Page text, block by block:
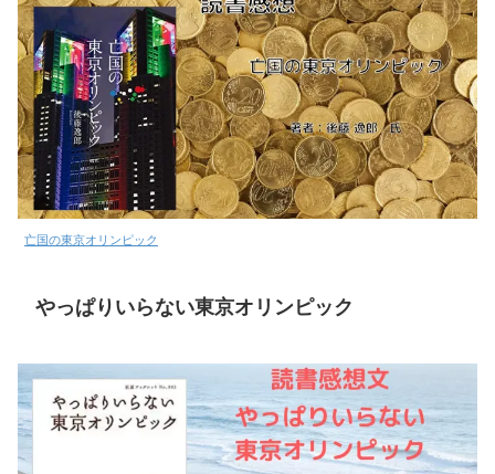
亡国の東京オリンピック
やっぱりいらない東京オリンピック